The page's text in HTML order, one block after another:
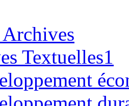
Textuelles1